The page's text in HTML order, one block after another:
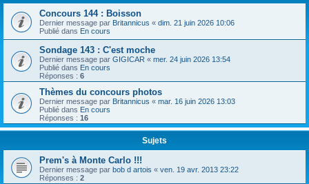
e
Concours 144 : Boisson
Dernier message par Britannicus « dim. 21 juin 2026 10:06
Publié dans En cours
Sondage 143 : C'est moche
Dernier message par GIGICAR « mer. 24 juin 2026 13:54
Publié dans En cours
Réponses : 6
Thèmes du concours photos
Dernier message par Britannicus « mar. 16 juin 2026 13:03
Publié dans En cours
Réponses : 16
Sujets
Prem's à Monte Carlo !!!
Dernier message par bob d artois « ven. 19 avr. 2013 23:22
Réponses : 2